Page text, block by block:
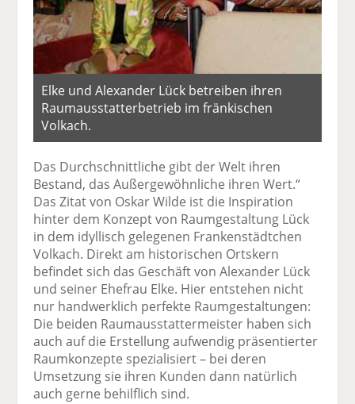
Elke und Alexander Lück betreiben ihren
Raumausstatterbetrieb im fränkischen
Volkach.
Das Durchschnittliche gibt der Welt ihren
Bestand, das Außergewöhnliche ihren Wert.“
Das Zitat von Oskar Wilde ist die Inspiration
hinter dem Konzept von Raumgestaltung Lück
in dem idyllisch gelegenen Frankenstädtchen
Volkach. Direkt am historischen Ortskern
befindet sich das Geschäft von Alexander Lück
und seiner Ehefrau Elke. Hier entstehen nicht
nur handwerklich perfekte Raumgestaltungen:
Die beiden Raumausstattermeister haben sich
auch auf die Erstellung aufwendig präsentierter
Raumkonzepte spezialisiert – bei deren
Umsetzung sie ihren Kunden dann natürlich
auch gerne behilflich sind.